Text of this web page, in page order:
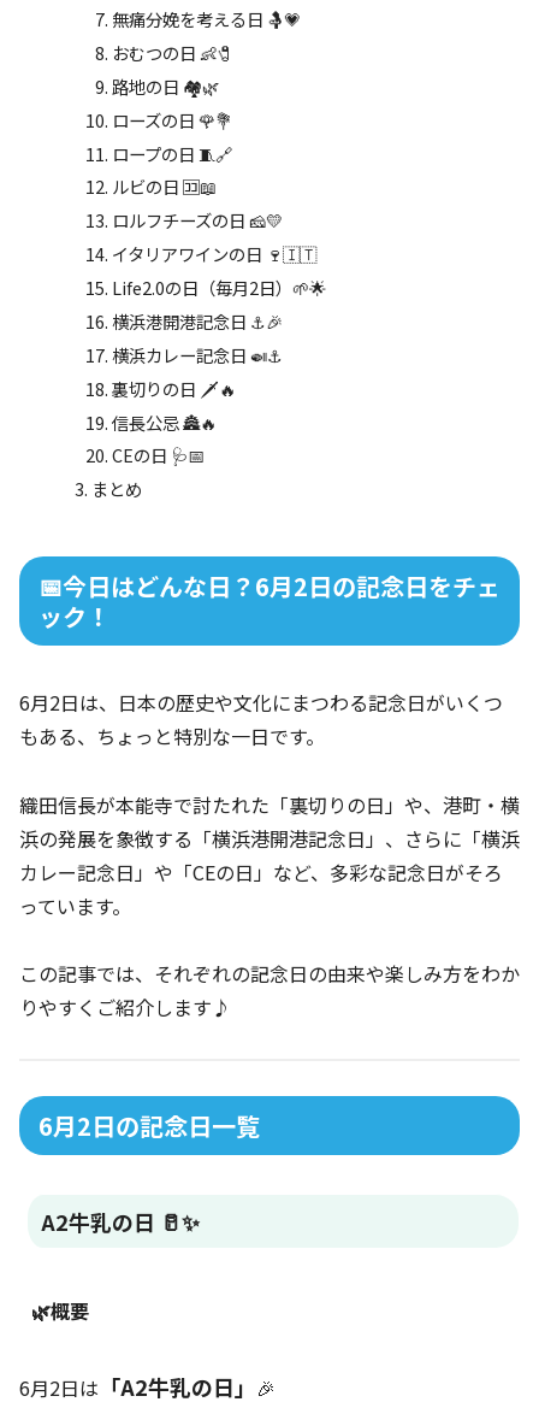
無痛分娩を考える日 🤱💗
おむつの日 👶🧷
路地の日 🏘️🌿
ローズの日 🌹💐
ロープの日 🧵🔗
ルビの日 🈁📖
ロルフチーズの日 🧀💛
イタリアワインの日 🍷🇮🇹
Life2.0の日（毎月2日）🌱🌟
横浜港開港記念日 ⚓🎉
横浜カレー記念日 🍛⚓
裏切りの日 🗡️🔥
信長公忌 🏯🔥
CEの日 🩺📅
まとめ
📅今日はどんな日？6月2日の記念日をチェ
ック！
6月2日は、日本の歴史や文化にまつわる記念日がいくつ
もある、ちょっと特別な一日です。
織田信長が本能寺で討たれた「裏切りの日」や、港町・横
浜の発展を象徴する「横浜港開港記念日」、さらに「横浜
カレー記念日」や「CEの日」など、多彩な記念日がそろ
っています。
この記事では、それぞれの記念日の由来や楽しみ方をわか
りやすくご紹介します♪
6月2日の記念日一覧
A2牛乳の日 🥛✨
🌿概要
6月2日は 「A2牛乳の日」 🎉